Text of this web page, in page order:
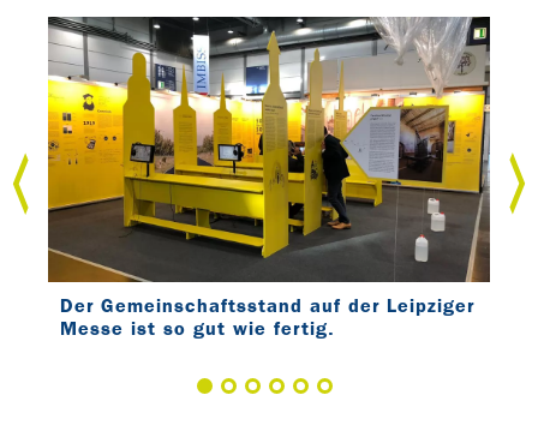
Der Gemeinschaftsstand auf der Leipziger
Messe ist so gut wie fertig.